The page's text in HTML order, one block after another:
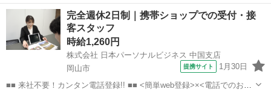
なので、すぐに高収入!! 社員登用制度もあるので、ゆくゆくは社員に
なんてキャリアアップも目指せます!! ■■ 来社不要！カンタン電話登
録!! ■■...
岡山 岡山市 店長
完全週休2日制｜携帯ショップでの受付・接
客スタッフ
時給1,260円
株式会社 日本パーソナルビジネス 中国支店
岡山市
提携サイト 1月30日
■■ 来社不要！カンタン電話登録!! ■■ <簡単web登録>×<電話でのお仕